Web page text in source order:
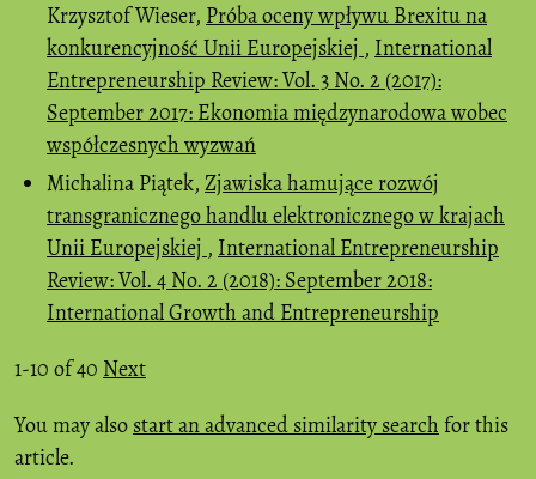
Krzysztof Wieser, Próba oceny wpływu Brexitu na
konkurencyjność Unii Europejskiej , International
Entrepreneurship Review: Vol. 3 No. 2 (2017):
September 2017: Ekonomia międzynarodowa wobec
współczesnych wyzwań
Michalina Piątek, Zjawiska hamujące rozwój
transgranicznego handlu elektronicznego w krajach
Unii Europejskiej , International Entrepreneurship
Review: Vol. 4 No. 2 (2018): September 2018:
International Growth and Entrepreneurship
1-10 of 40 Next
You may also start an advanced similarity search for this
article.